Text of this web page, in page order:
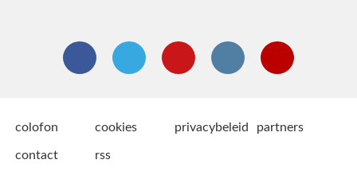
colofon cookies privacybeleid partners
contact rss